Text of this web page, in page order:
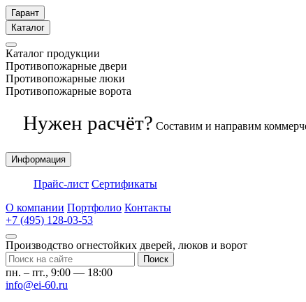
Гарант
Каталог
Каталог продукции
Противопожарные двери
Противопожарные люки
Противопожарные ворота
Нужен расчёт? Составим и направим
Информация
Прайс-лист Сертификаты
О компании Портфолио Контакты
+7 (495) 128-03-53
Производство огнестойких дверей, люков и ворот
Поиск
пн. – пт., 9:00 — 18:00
info@ei-60.ru